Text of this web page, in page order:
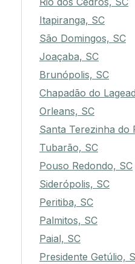
Itapiranga, SC
São Domingos, SC
Joaçaba, SC
Brunópolis, SC
Chapadão do
Orleans, SC
Santa Terezinha do
Tubarão, SC
Pouso Redondo, SC
Siderópolis, SC
Peritiba, SC
Palmitos, SC
Paial, SC
Presidente Getúlio,